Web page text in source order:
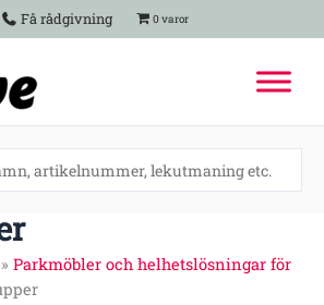
Få rådgivning 0 varor
» Parkmöbler och helhetslösningar för